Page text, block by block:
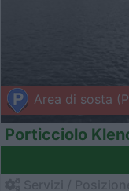
Area di sosta
Porticciolo